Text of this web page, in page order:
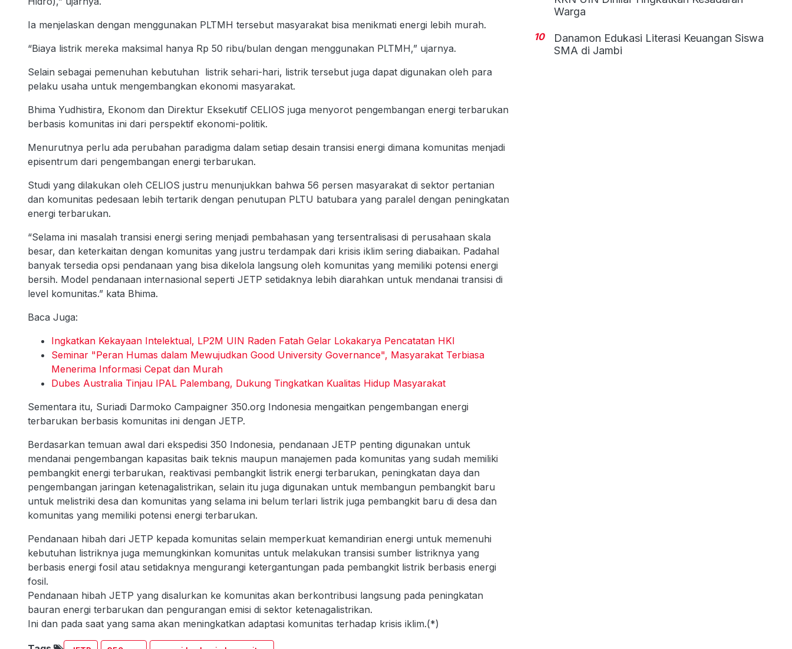
Ia menjelaskan dengan menggunakan PLTMH tersebut masyarakat bisa menikmati energi lebih murah.
“Biaya listrik mereka maksimal hanya Rp 50 ribu/bulan dengan menggunakan PLTMH,” ujarnya.
Selain sebagai pemenuhan kebutuhan listrik sehari-hari, listrik tersebut juga dapat digunakan oleh para
pelaku usaha untuk mengembangkan ekonomi masyarakat.
Bhima Yudhistira, Ekonom dan Direktur Eksekutif CELIOS juga menyorot pengembangan energi terbarukan
berbasis komunitas ini dari perspektif ekonomi-politik.
Menurutnya perlu ada perubahan paradigma dalam setiap desain transisi energi dimana komunitas menjadi
episentrum dari pengembangan energi terbarukan.
Studi yang dilakukan oleh CELIOS justru menunjukkan bahwa 56 persen masyarakat di sektor pertanian
dan komunitas pedesaan lebih tertarik dengan penutupan PLTU batubara yang paralel dengan peningkatan
energi terbarukan.
“Selama ini masalah transisi energi sering menjadi pembahasan yang tersentralisasi di perusahaan skala
besar, dan keterkaitan dengan komunitas yang justru terdampak dari krisis iklim sering diabaikan. Padahal
banyak tersedia opsi pendanaan yang bisa dikelola langsung oleh komunitas yang memiliki potensi energi
bersih. Model pendanaan internasional seperti JETP setidaknya lebih diarahkan untuk mendanai transisi di
level komunitas.” kata Bhima.
Baca Juga:
Ingkatkan Kekayaan Intelektual, LP2M UIN Raden Fatah Gelar Lokakarya Pencatatan HKI
Seminar "Peran Humas dalam Mewujudkan Good University Governance", Masyarakat Terbiasa
Menerima Informasi Cepat dan Murah
Dubes Australia Tinjau IPAL Palembang, Dukung Tingkatkan Kualitas Hidup Masyarakat
Sementara itu, Suriadi Darmoko Campaigner 350.org Indonesia mengaitkan pengembangan energi
terbarukan berbasis komunitas ini dengan JETP.
Berdasarkan temuan awal dari ekspedisi 350 Indonesia, pendanaan JETP penting digunakan untuk
mendanai pengembangan kapasitas baik teknis maupun manajemen pada komunitas yang sudah memiliki
pembangkit energi terbarukan, reaktivasi pembangkit listrik energi terbarukan, peningkatan daya dan
pengembangan jaringan ketenagalistrikan, selain itu juga digunakan untuk membangun pembangkit baru
untuk melistriki desa dan komunitas yang selama ini belum terlari listrik juga pembangkit baru di desa dan
komunitas yang memiliki potensi energi terbarukan.
Pendanaan hibah dari JETP kepada komunitas selain memperkuat kemandirian energi untuk memenuhi
kebutuhan listriknya juga memungkinkan komunitas untuk melakukan transisi sumber listriknya yang
berbasis energi fosil atau setidaknya mengurangi ketergantungan pada pembangkit listrik berbasis energi
fosil.
Pendanaan hibah JETP yang disalurkan ke komunitas akan berkontribusi langsung pada peningkatan
bauran energi terbarukan dan pengurangan emisi di sektor ketenagalistrikan.
Ini dan pada saat yang sama akan meningkatkan adaptasi komunitas terhadap krisis iklim.(*)
Warga
10
Danamon Edukasi Literasi Keuangan Siswa
SMA di Jambi